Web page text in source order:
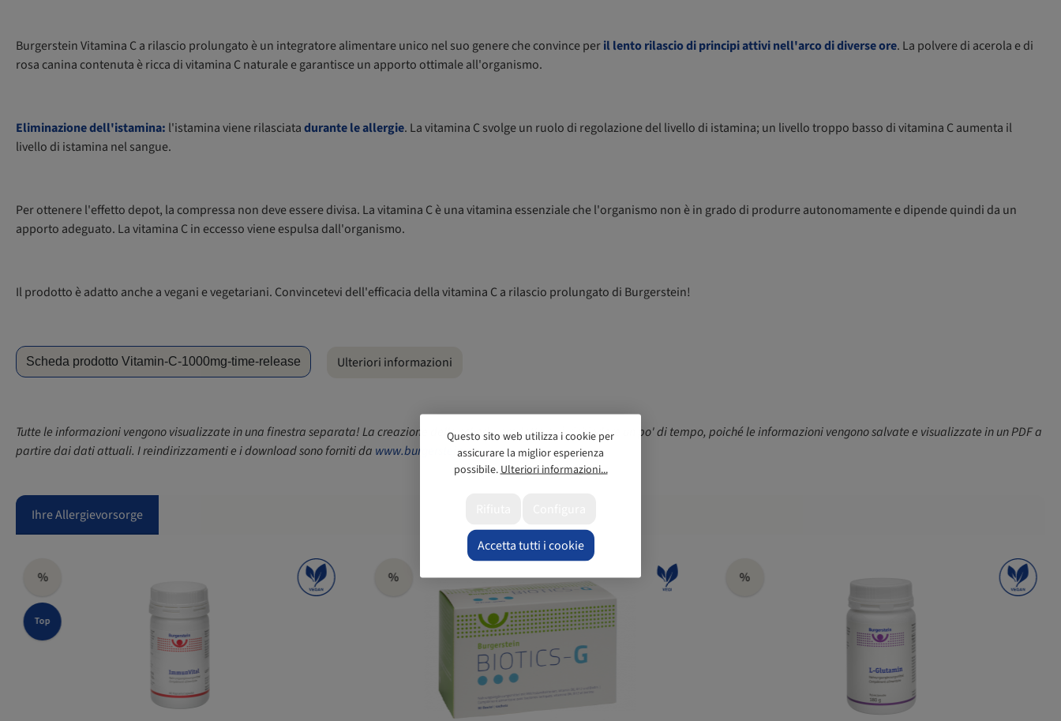
Burgerstein Vitamina C a rilascio prolungato è un integratore alimentare unico nel suo genere che convince peril lento rilascio di principi attivi nell'arco di diverse ore. La polvere di acerola e di
rosa canina contenuta è ricca di vitamina C naturale e garantisce un apporto ottimale all'organismo.
Eliminazione dell'istamina: l'istamina viene rilasciatadurante le allergie. La vitamina C svolge un ruolo di regolazione del livello di istamina; un livello troppo basso di vitamina C aumenta il
livello di istamina nel sangue.
Per ottenere l'effetto depot, la compressa non deve essere divisa. La vitamina C è una vitamina essenziale che l'organismo non è in grado di produrre autonomamente e dipende quindi da un
apporto adeguato. La vitamina C in eccesso viene espulsa dall'organismo.
Il prodotto è adatto anche a vegani e vegetariani. Convincetevi dell'efficacia della vitamina C a rilascio prolungato di Burgerstein!
Scheda prodotto Vitamin-C-1000mg-time-release Ulteriori informazioni
Tutte le informazioni vengono visualizzate in una finestra separata! La creazione della scheda prodotto può richiedere un po' di tempo, poiché le informazioni vengono salvate e visualizzate in un PDF a
partire dai dati attuali. I reindirizzamenti e i download sono forniti da www.burgerstein.at.
Ihre Allergievorsorge
%
Top
% %
Questo sito web utilizza i cookie per
assicurare la miglior esperienza
possibile.Ulteriori informazioni...
Accetta tutti i cookie